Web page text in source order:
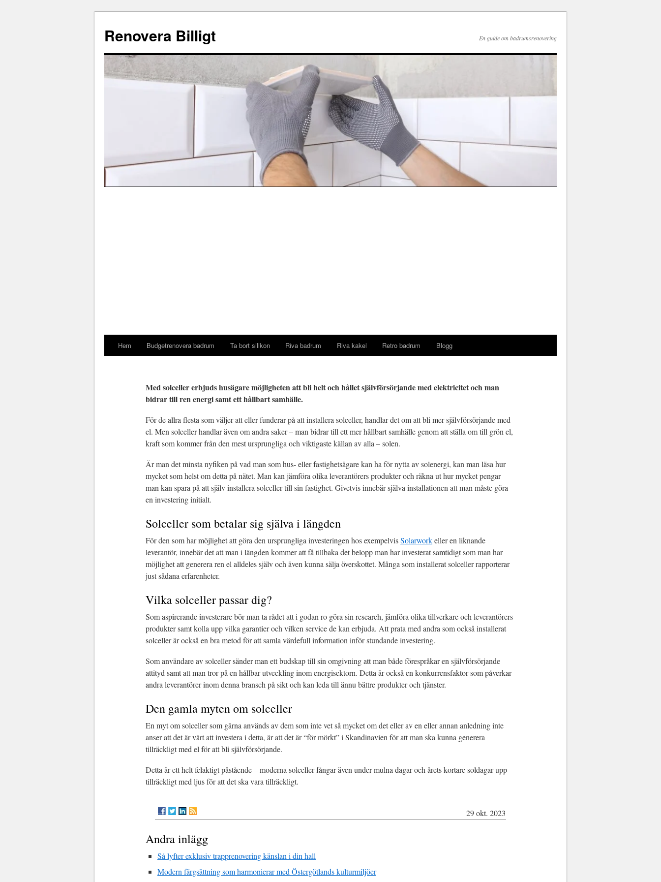
Renovera Billigt En guide om badrumsrenovering
Hem Budgetrenovera badrum Ta bort silikon Riva badrum Riva kakel Retro badrum Blogg
Med solceller erbjuds husägare möjligheten att bli helt och hållet självförsörjande med elektricitet och man
bidrar till ren energi samt ett hållbart samhälle.
För de allra flesta som väljer att eller funderar på att installera solceller, handlar det om att bli mer självförsörjande med
el. Men solceller handlar även om andra saker – man bidrar till ett mer hållbart samhälle genom att ställa om till grön el,
kraft som kommer från den mest ursprungliga och viktigaste källan av alla – solen.
Är man det minsta nyfiken på vad man som hus- eller fastighetsägare kan ha för nytta av solenergi, kan man läsa hur
mycket som helst om detta på nätet. Man kan jämföra olika leverantörers produkter och räkna ut hur mycket pengar
man kan spara på att själv installera solceller till sin fastighet. Givetvis innebär själva installationen att man måste göra
en investering initialt.
Solceller som betalar sig själva i längden
För den som har möjlighet att göra den ursprungliga investeringen hos exempelvisSolarworkeller en liknande
leverantör, innebär det att man i längden kommer att få tillbaka det belopp man har investerat samtidigt som man har
möjlighet att generera ren el alldeles själv och även kunna sälja överskottet. Många som installerat solceller rapporterar
just sådana erfarenheter.
Vilka solceller passar dig?
Som aspirerande investerare bör man ta rådet att i godan ro göra sin research, jämföra olika tillverkare och leverantörers
produkter samt kolla upp vilka garantier och vilken service de kan erbjuda. Att prata med andra som också installerat
solceller är också en bra metod för att samla värdefull information inför stundande investering.
Som användare av solceller sänder man ett budskap till sin omgivning att man både förespråkar en självförsörjande
attityd samt att man tror på en hållbar utveckling inom energisektorn. Detta är också en konkurrensfaktor som påverkar
andra leverantörer inom denna bransch på sikt och kan leda till ännu bättre produkter och tjänster.
Den gamla myten om solceller
En myt om solceller som gärna används av dem som inte vet så mycket om det eller av en eller annan anledning inte
anser att det är värt att investera i detta, är att det är “för mörkt” i Skandinavien för att man ska kunna generera
tillräckligt med el för att bli självförsörjande.
Detta är ett helt felaktigt påstående – moderna solceller fångar även under mulna dagar och årets kortare soldagar upp
tillräckligt med ljus för att det ska vara tillräckligt.
29 okt. 2023
Andra inlägg
Så lyfter exklusiv trapprenovering känslan i din hall
Modern färgsättning som harmonierar med Östergötlands kulturmiljöer